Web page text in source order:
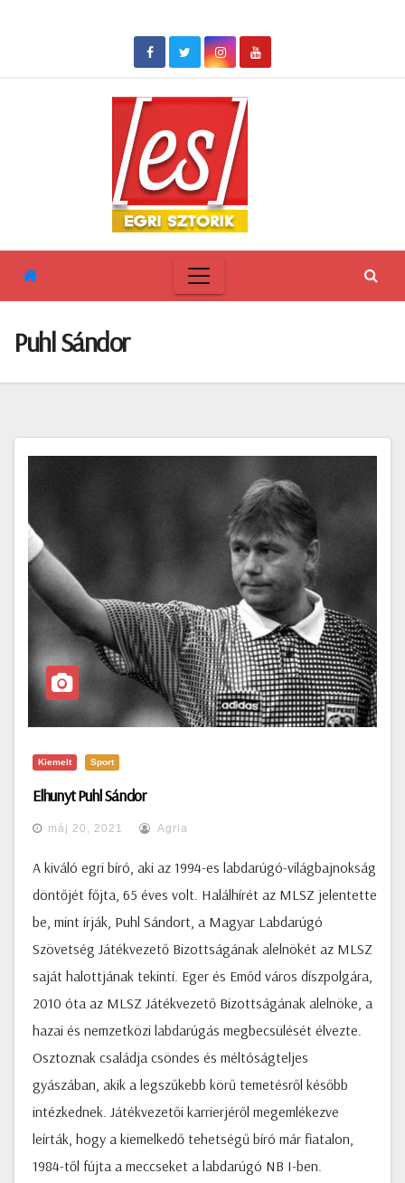
Puhl Sándor
Kiemelt Sport
Elhunyt Puhl Sándor
máj 20, 2021 Agria
A kiváló egri bíró, aki az 1994-es labdarúgó-világbajnokság
döntőjét főjta, 65 éves volt. Halálhírét az MLSZ jelentette
be, mint írják, Puhl Sándort, a Magyar Labdarúgó
Szövetség Játékvezető Bizottságának alelnökét az MLSZ
saját halottjának tekinti. Eger és Emőd város díszpolgára,
2010 óta az MLSZ Játékvezető Bizottságának alelnöke, a
hazai és nemzetközi labdarúgás megbecsülését élvezte.
Osztoznak családja csöndes és méltóságteljes
gyászában, akik a legszűkebb körű temetésről később
intézkednek. Játékvezetői karrierjéről megemlékezve
leírták, hogy a kiemelkedő tehetségű bíró már fiatalon,
1984-től fújta a meccseket a labdarúgó NB I-ben.